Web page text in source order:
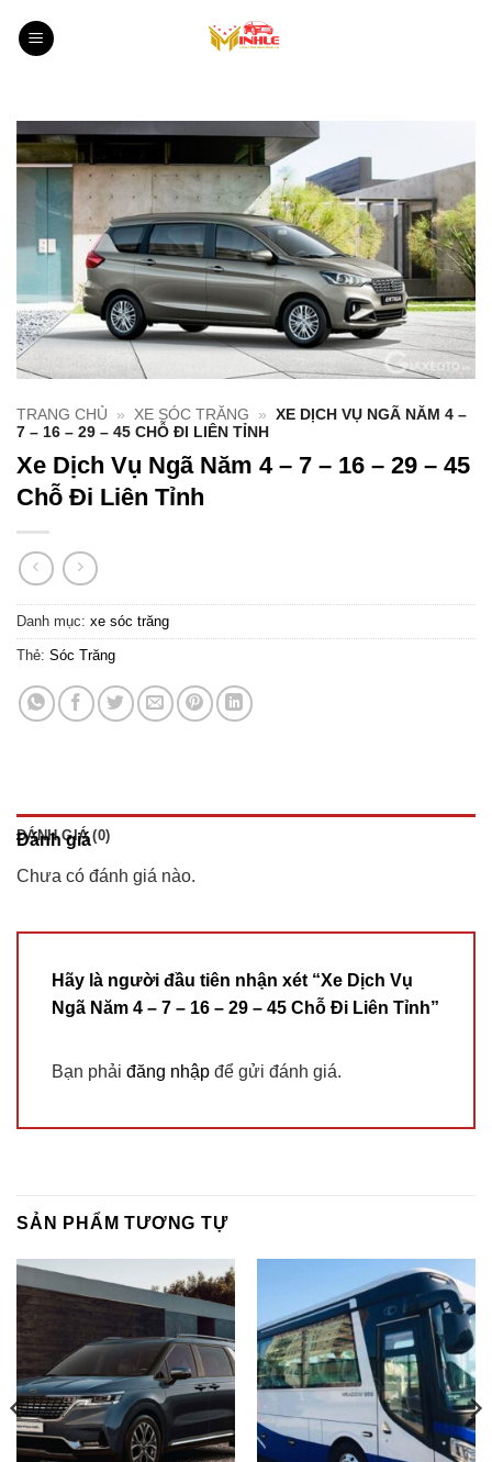
qua
TRANG CHỦ » XE SÓC TRĂNG »
XE DỊCH VỤ NGÃ NĂM 4 –
7 – 16 – 29 – 45 CHỖ ĐI LIÊN TỈNH
Xe Dịch Vụ Ngã Năm 4 – 7 – 16 – 29 – 45
Chỗ Đi Liên Tỉnh
Danh mục: xe sóc trăng
Thẻ: Sóc Trăng
ĐÁNH GIÁ (0)
Đánh giá
Chưa có đánh giá nào.
Hãy là người đầu tiên nhận xét “Xe Dịch Vụ
Ngã Năm 4 – 7 – 16 – 29 – 45 Chỗ Đi Liên Tỉnh”
Bạn phải đăng nhập để gửi đánh giá.
SẢN PHẨM TƯƠNG TỰ